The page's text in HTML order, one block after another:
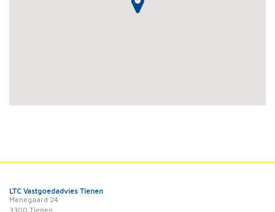
LTC Vastgoedadvies Tienen
Menegaard 24
3300 Tienen